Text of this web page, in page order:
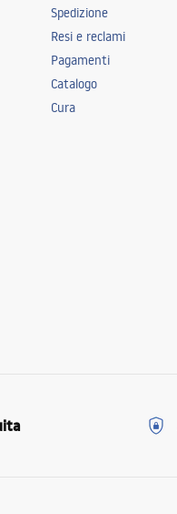
Spedizione
Resi e reclami
Pagamenti
Catalogo
Cura